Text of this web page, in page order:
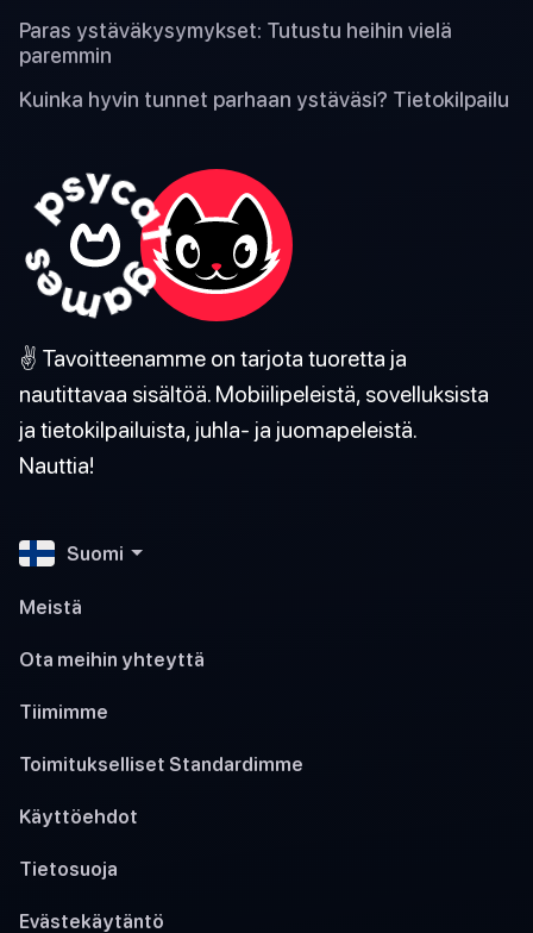
Paras ystäväkysymykset: Tutustu heihin vielä
paremmin
Kuinka hyvin tunnet parhaan ystäväsi? Tietokilpailu
✌️ Tavoitteenamme on tarjota tuoretta ja
nautittavaa sisältöä. Mobiilipeleistä, sovelluksista
ja tietokilpailuista, juhla- ja juomapeleistä.
Nauttia!
Suomi
Meistä
Ota meihin yhteyttä
Tiimimme
Toimitukselliset Standardimme
Käyttöehdot
Tietosuoja
Evästekäytäntö